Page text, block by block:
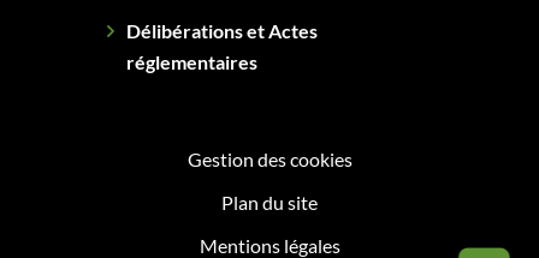
Délibérations et Actes
réglementaires
Gestion des cookies
Plan du site
Mentions légales